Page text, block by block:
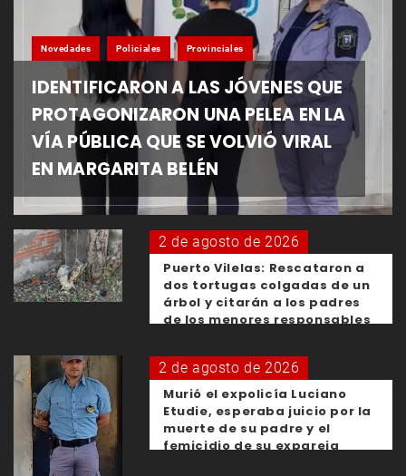
Novedades Policiales Provinciales
IDENTIFICARON A LAS JÓVENES QUE
PROTAGONIZARON UNA PELEA EN LA
VÍA PÚBLICA QUE SE VOLVIÓ VIRAL
EN MARGARITA BELÉN
2 de agosto de 2026
Puerto Vilelas: Rescataron a
dos tortugas colgadas de un
árbol y citarán a los padres
de los menores responsables
2 de agosto de 2026
Murió el expolicía Luciano
Etudie, esperaba juicio por la
muerte de su padre y el
femicidio de su expareja